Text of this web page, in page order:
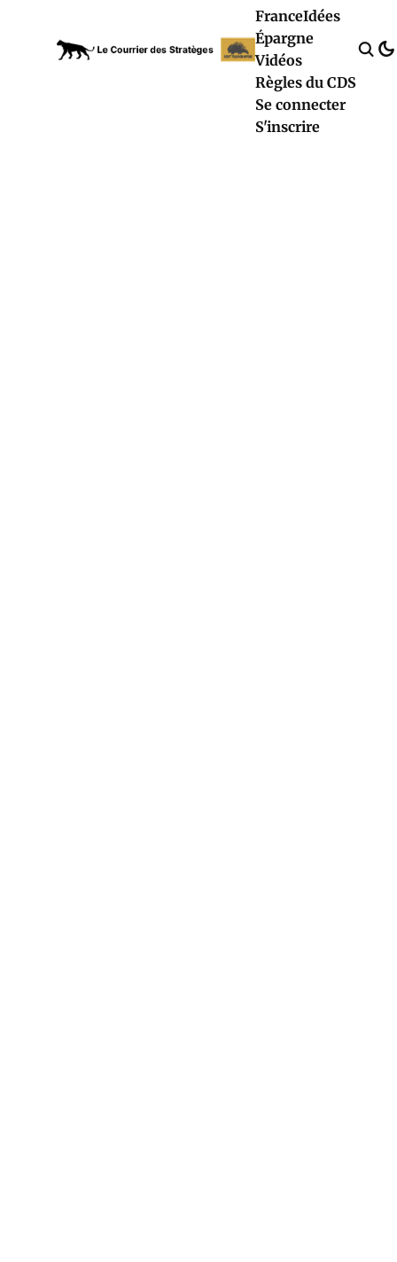
FranceIdées
Épargne
Vidéos
Règles du CDS
Se connecter
S'inscrire